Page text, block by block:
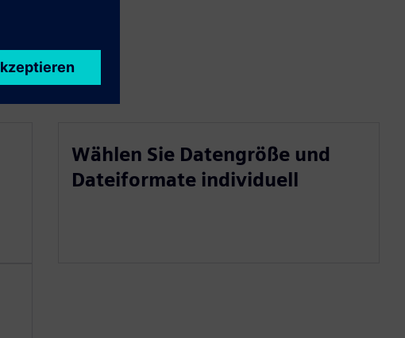
Wählen Sie Datengröße und
Dateiformate individuell